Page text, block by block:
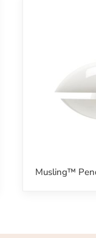
Musling™